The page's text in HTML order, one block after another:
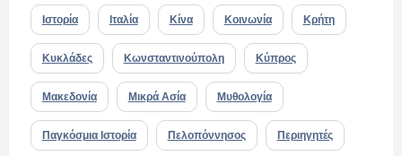
Ιστορία Ιταλία Κίνα Κοινωνία Κρήτη
Κυκλάδες Κωνσταντινούπολη Κύπρος
Μακεδονία Μικρά Ασία Μυθολογία
Παγκόσμια Ιστορία Πελοπόννησος Περιηγητές